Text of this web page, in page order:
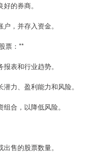
的券商。
，并存入资金。
票：**
表和行业趋势。
力、盈利能力和风险。
合，以降低风险。
售的股票数量。